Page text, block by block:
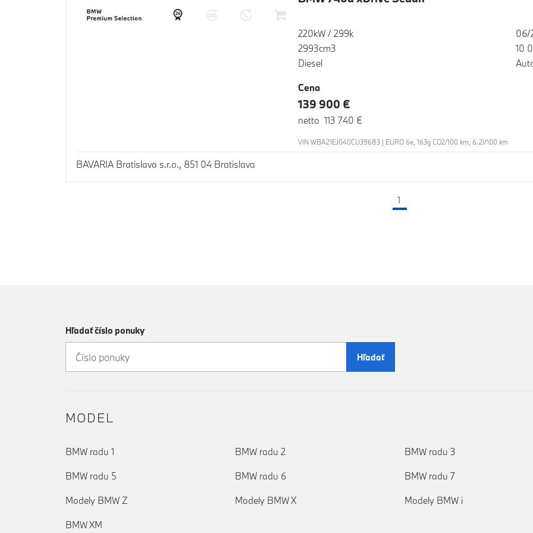
220kW / 299k
2993cm3
Diesel
06/
10
Cena
139 900 €
netto 113 740 €
VIN WBA21EJ040CU39683 | EURO 6e, 163g CO2/100 km, 6.2l/100 km
BAVARIA Bratislava s.r.o., 851 04 Bratislava
1
Hľadať číslo ponuky
Hľadať
MODEL
BMW radu 1 BMW radu 2 BMW radu 3
BMW radu 5 BMW radu 6 BMW radu 7(aktuálne)
Modely BMW Z Modely BMW X Modely BMW i
BMW XM